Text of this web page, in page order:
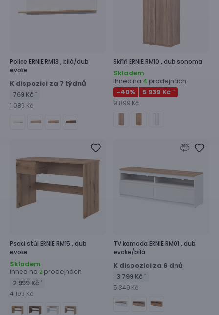
Police ERNIE RM13 , bílá/dub
evoke
K dispozici za 7 týdnů
769 Kč *
1 089 Kč
Skříň ERNIE RM10 , dub sonoma
Skladem
Ihned na 4 prodejnách
-40% 5 939 Kč **
9 899 Kč
Psací stůl ERNIE RM15 , dub
evoke
Skladem
Ihned na 2 prodejnách
2 999 Kč *
4 199 Kč
TV komoda ERNIE RM01 , dub
evoke/bílá
K dispozici za 6 dnů
3 799 Kč *
5 349 Kč